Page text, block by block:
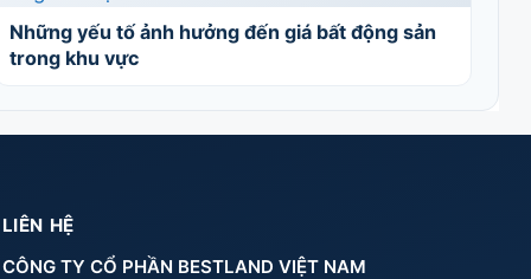
Những yếu tố ảnh hưởng đến giá bất động sản
trong khu vực
LIÊN HỆ
CÔNG TY CỔ PHẦN BESTLAND VIỆT NAM